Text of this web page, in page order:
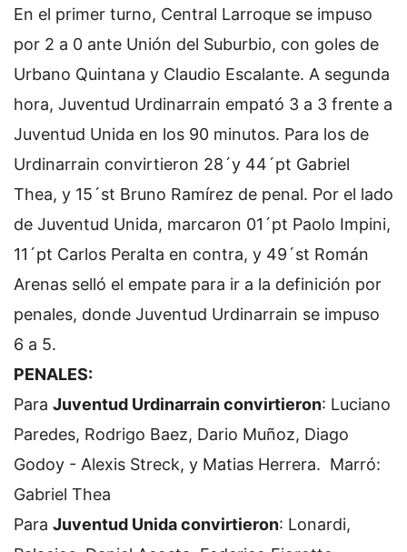
En el primer turno, Central Larroque se impuso
por 2 a 0 ante Unión del Suburbio, con goles de
Urbano Quintana y Claudio Escalante. A segunda
hora, Juventud Urdinarrain empató 3 a 3 frente a
Juventud Unida en los 90 minutos. Para los de
Urdinarrain convirtieron 28´y 44´pt Gabriel
Thea, y 15´st Bruno Ramírez de penal. Por el lado
de Juventud Unida, marcaron 01´pt Paolo Impini,
11´pt Carlos Peralta en contra, y 49´st Román
Arenas selló el empate para ir a la definición por
penales, donde Juventud Urdinarrain se impuso
6 a 5.
PENALES:
Para Juventud Urdinarrain convirtieron: Luciano
Paredes, Rodrigo Baez, Dario Muñoz, Diago
Godoy - Alexis Streck, y Matias Herrera. Marró:
Gabriel Thea
Para Juventud Unida convirtieron: Lonardi,